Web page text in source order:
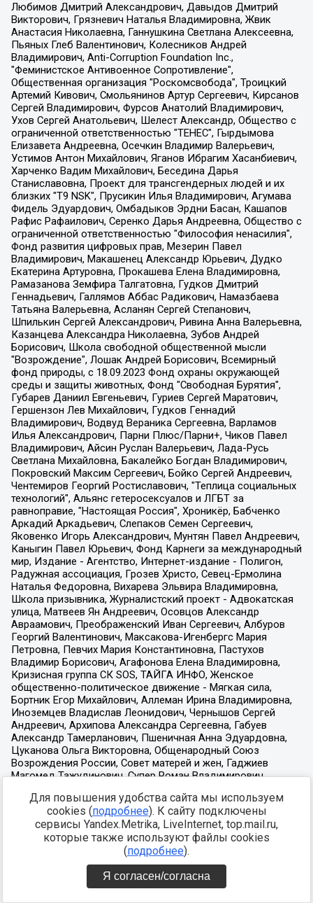
Для повышения удобства сайта мы используем
cookies (подробнее). К сайту подключены
сервисы Yandex.Metrika, LiveInternet, top.mail.ru,
которые также используют файлы cookies
(подробнее).
Я согласен/согласна